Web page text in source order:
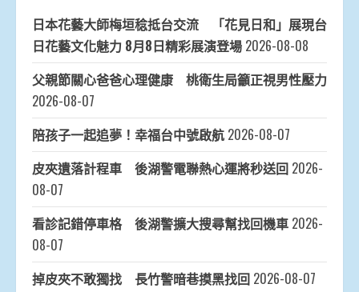
日本花藝大師梅垣稔抵台交流 「花見日和」展現台
日花藝文化魅力 8月8日精彩展演登場 2026-08-08
父親節關心爸爸心理健康 桃衛生局籲正視男性壓力
2026-08-07
陪孩子一起追夢！幸福台中號啟航 2026-08-07
皮夾遺落計程車 後湖警電聯熱心運將秒送回 2026-
08-07
看診記錯停車格 後湖警擴大搜尋幫找回機車 2026-
08-07
掉皮夾不敢獨找 長竹警暗巷摸黑找回 2026-08-07